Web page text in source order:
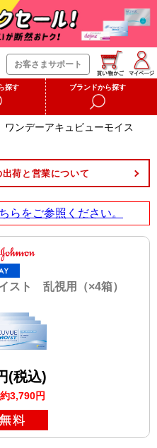
お客さまサポート
探す ブランドから探す
ワンデーアキュビューモイス
荷と営業について
ら をご参照ください。
スト 乱視用（×4箱）
(税込)
3,790円